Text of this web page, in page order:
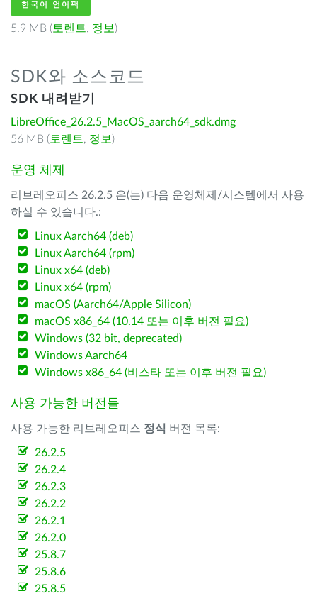
한국어 언어팩
5.9 MB ( 토렌트, 정보 )
SDK와 소스코드
SDK 내려받기
LibreOffice_26.2.5_MacOS_aarch64_sdk.dmg
56 MB ( 토렌트, 정보 )
운영 체제
리브레오피스 26.2.5 은(는) 다음 운영체제/시스템에서 사용
하실 수 있습니다.:
Linux Aarch64 (deb)
Linux Aarch64 (rpm)
Linux x64 (deb)
Linux x64 (rpm)
macOS (Aarch64/Apple Silicon)
macOS x86_64 (10.14 또는 이후 버전 필요)
Windows (32 bit, deprecated)
Windows Aarch64
Windows x86_64 (비스타 또는 이후 버전 필요)
사용 가능한 버전들
사용 가능한 리브레오피스 정식 버전 목록:
26.2.5
26.2.4
26.2.3
26.2.2
26.2.1
26.2.0
25.8.7
25.8.6
25.8.5